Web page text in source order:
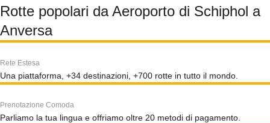
Rotte popolari da Aeroporto di Schiphol a
Anversa
Rete Estesa
Una piattaforma, +34 destinazioni, +700 rotte in tutto il mondo.
Prenotazione Comoda
Parliamo la tua lingua e offriamo oltre 20 metodi di pagamento.